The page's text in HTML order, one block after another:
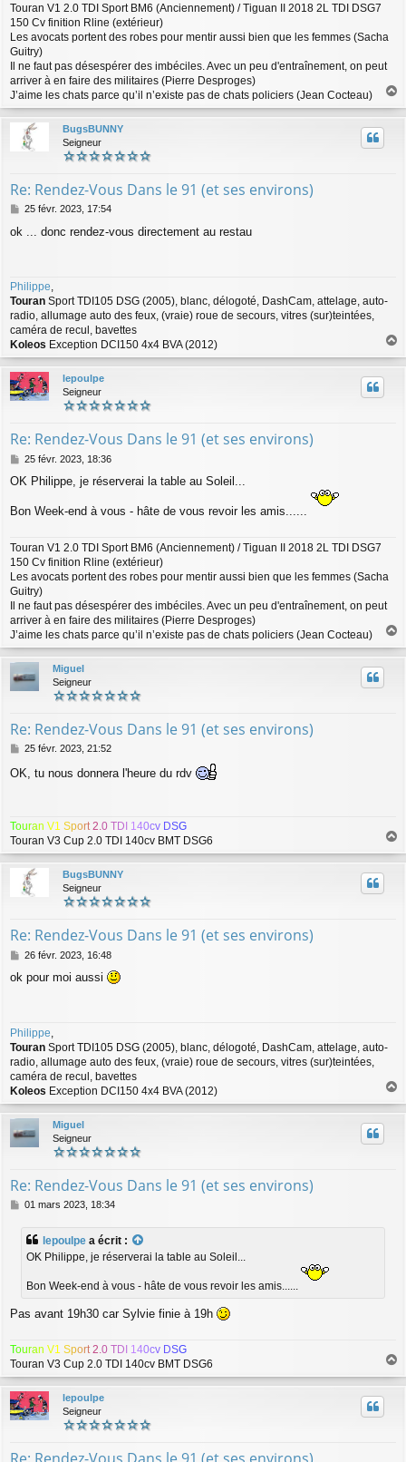
e
Touran V1 2.0 TDI Sport BM6 (Anciennement) / Tiguan II 2018 2L TDI DSG7
150 Cv finition Rline (extérieur)
Les avocats portent des robes pour mentir aussi bien que les femmes (Sacha
Guitry)
Il ne faut pas désespérer des imbéciles. Avec un peu d'entraînement, on peut
arriver à en faire des militaires (Pierre Desproges)
J’aime les chats parce qu’il n’existe pas de chats policiers (Jean Cocteau)
u
BugsBUNNY
Seigneur
Re: Rendez-Vous Dans le 91 (et ses environs)
M
s
e
25 févr. 2023, 17:54
ok ... donc rendez-vous directement au restau
Philippe,
Touran Sport TDI105 DSG (2005), blanc, délogoté, DashCam, attelage, auto-
radio, allumage auto des feux, (vraie) roue de secours, vitres (sur)teintées,
caméra de recul, bavettes
Koleos Exception DCI150 4x4 BVA (2012)
a
u
lepoulpe
Seigneur
Re: Rendez-Vous Dans le 91 (et ses environs)
M
s
a
25 févr. 2023, 18:36
OK Philippe, je réserverai la table au Soleil...
Bon Week-end à vous - hâte de vous revoir les amis......
Touran V1 2.0 TDI Sport BM6 (Anciennement) / Tiguan II 2018 2L TDI DSG7
150 Cv finition Rline (extérieur)
Les avocats portent des robes pour mentir aussi bien que les femmes (Sacha
Guitry)
Il ne faut pas désespérer des imbéciles. Avec un peu d'entraînement, on peut
arriver à en faire des militaires (Pierre Desproges)
J’aime les chats parce qu’il n’existe pas de chats policiers (Jean Cocteau)
u
Miguel
Seigneur
Re: Rendez-Vous Dans le 91 (et ses environs)
M
s
e
25 févr. 2023, 21:52
OK, tu nous donnera l'heure du rdv
Touran V1 Sport 2.0 TD 140cv DSG
Touran V3 Cup 2.0 TDI 140cv BMT DSG6
a
u
BugsBUNNY
Seigneur
Re: Rendez-Vous Dans le 91 (et ses environs)
M
s
e
26 févr. 2023, 16:48
ok pour moi aussi
Philippe
Touran Sport TDI105 DSG (2005), blanc, délogoté, DashCam, attelage, auto-
radio, allumage auto des feux, (vraie) roue de secours, vitres (sur)teintées,
caméra de recul, bavettes
Koleos Exception DCI150 4x4 BVA (2012)
u
Miguel
Seigneur
Re: Rendez-Vous Dans le 91 (et ses environs)
M
01 mars 2023, 18:34
lepoulpe a écrit :
OK Philippe, je réserverai la table au Soleil...
Bon Week-end à vous - hâte de vous revoir les amis......
Pas avant 19h30 car Sylvie finie à 19h
Touran V1 Sport 2.0 TD 140cv DSG
Touran V3 Cup 2.0 TDI 140cv BMT DSG6
a
u
lepoulpe
Seigneur